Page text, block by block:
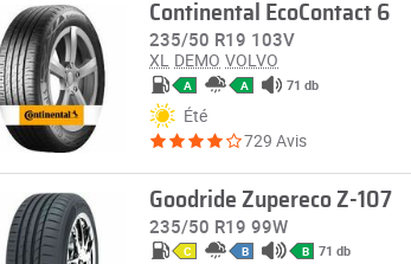
Continental EcoContact 6
235/50 R19 103V
XL DEMO VOLVO
A A 71 db
Été
729 Avis
Goodride Zupereco Z-107
235/50 R19 99W
C B B 71 db